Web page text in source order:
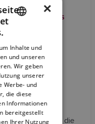
die aktuelle,
und die
DANISH
ITALIAN
SWEDISH
GERMAN
×
Inhalte und
und unseren
Wir geben
unserer
Werbe- und
die diese
Informationen
bereitgestellt
Ihrer Nutzung